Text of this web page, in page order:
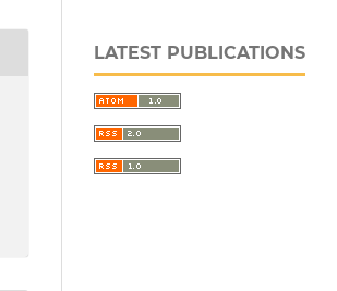
LATEST PUBLICATIONS